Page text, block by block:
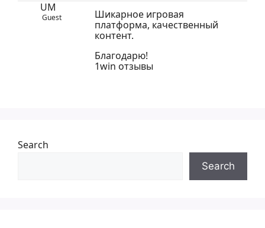
UM
Guest
Шикарное игровая
платформа, качественный
контент.
Благодарю!
1win отзывы
Search
Search